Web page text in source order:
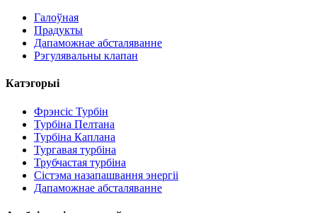
Галоўная
Прадукты
Дапаможнае абсталяванне
Рэгулявальны клапан
Катэгорыі
Фрэнсіс Турбін
Турбіна Пелтана
Турбіна Каплана
Тургавая турбіна
Трубчастая турбіна
Сістэма назапашвання энергіі
Дапаможнае абсталяванне
Гідрагенератар альтэрнатыўнай энергіі магутнасцю 500
Нізкі кошт грамадзянскага будаўніцтва Высокая
20-футавы кантэйнерны літый-іённы акумулятар